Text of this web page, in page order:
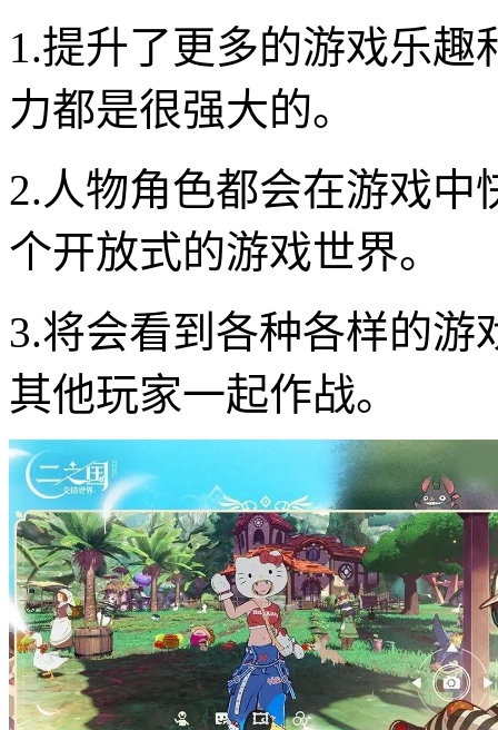
1.提升了更多的游戏乐
力都是很强大的。
2.人物角色都会在游戏
个开放式的游戏世界。
3.将会看到各种各样的
其他玩家一起作战。